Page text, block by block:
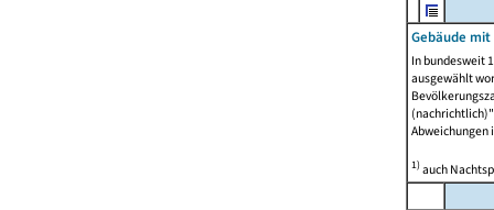
Gebäude
In bundesweit
ausgewählt
Abweichungen
1)auch